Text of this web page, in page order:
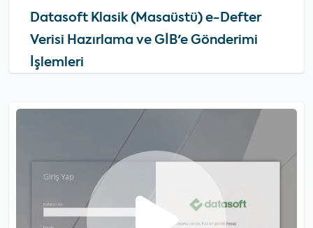
Datasoft Klasik (Masaüstü) e-Defter
Verisi Hazırlama ve GİB'e Gönderimi
İşlemleri